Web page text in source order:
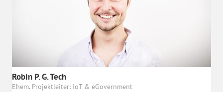
Robin P. G. Tech
Ehem. Projektleiter: IoT & eGovernment